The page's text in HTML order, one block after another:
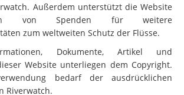
Außerdem unterstützt die Website
von Spenden für weitere
zum weltweiten Schutz der Flüsse.
Dokumente, Artikel und
Website unterliegen dem Copyright.
bedarf der ausdrücklichen
Riverwatch.